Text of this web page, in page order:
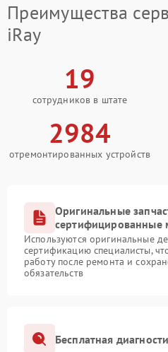
Преимущества
iRay
19
сотрудников в штате
2984
отремонтированных устройств
Оригинальные
сертифицированные
Используются оригинальные
сертификацию специалисты,
работу после ремонта и
обязательств
Бесплатная